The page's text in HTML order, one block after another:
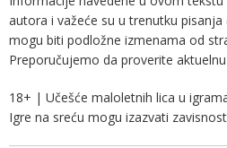
autora i važeće su u trenutku pisanja
mogu biti podložne izmenama od
Preporučujemo da proverite
18+ | Učešće maloletnih lica u
Igre na sreću mogu izazvati